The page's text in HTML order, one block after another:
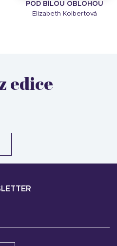
POD BÍLOU OBLOHOU
Elizabeth Kolbertová
edice